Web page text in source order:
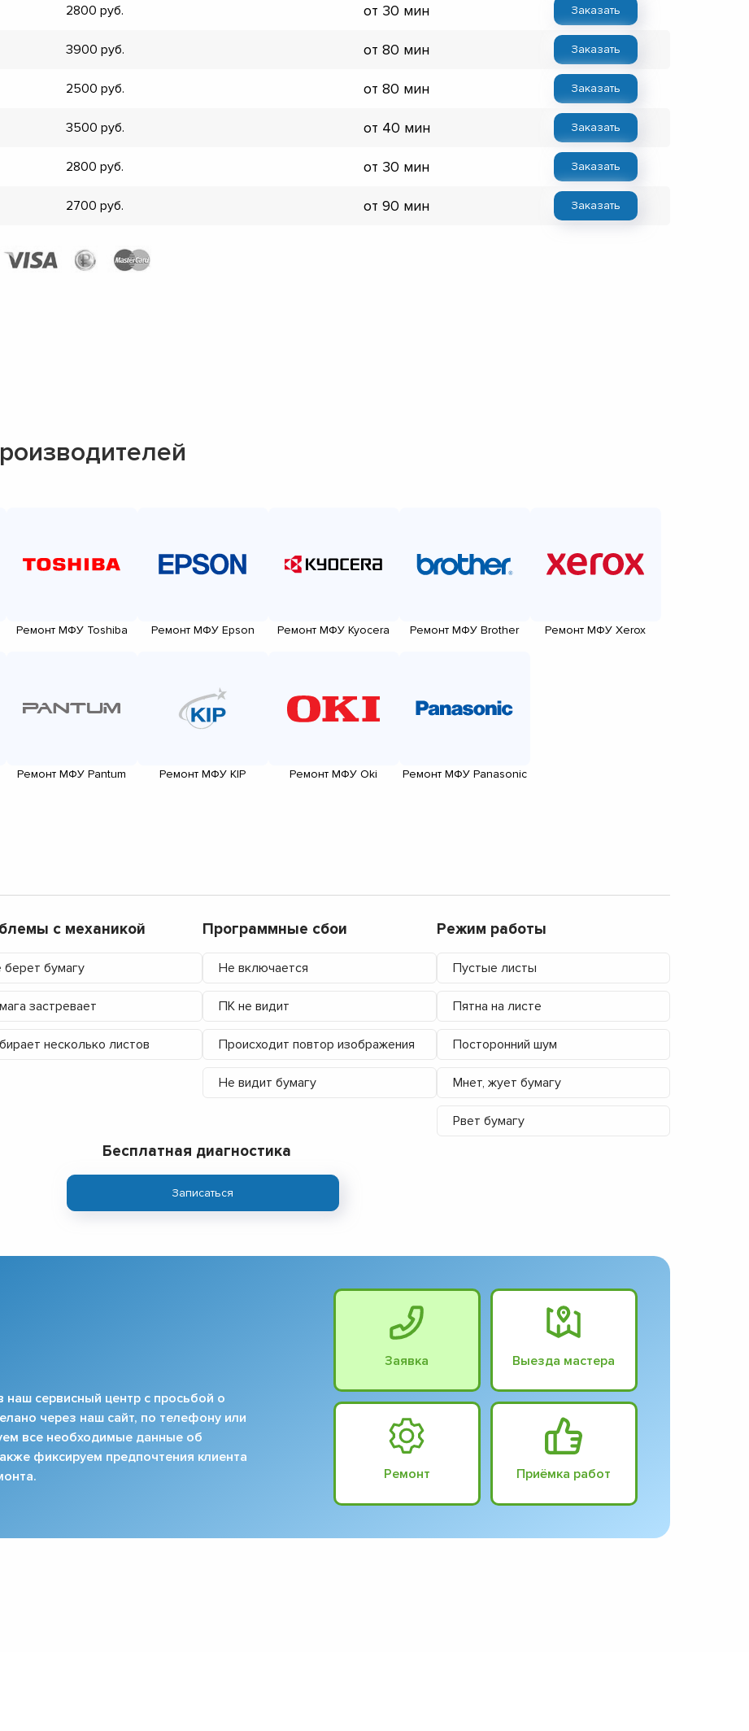
2800 от 30 мин Заказать
3900 от 80 мин Заказать
2500 от 80 мин Заказать
3500 от 40 мин Заказать
2800 от 30 мин Заказать
2700 от 90 мин Заказать
Ремонт МФУ Toshiba Ремонт МФУ Epson Ремонт МФУ Kyocera Ремонт МФУ Brother Ремонт МФУ Xerox
Ремонт МФУ Pantum Ремонт МФУ KIP Ремонт МФУ Oki Ремонт МФУ Panasonic
с механикой
берет бумагу
застревает
несколько листов
Программные сбои
Не включается
ПК не видит
Происходит повтор изображения
Не видит бумагу
Режим работы
Пустые листы
Пятна на листе
Посторонний шум
Мнет, жует бумагу
Рвет бумагу
Бесплатная диагностика
Записаться
сервисный центр с просьбой о
через наш сайт, по телефону или
все необходимые данные об
фиксируем предпочтения клиента
Заявка Выезда мастера
Ремонт Приёмка работ